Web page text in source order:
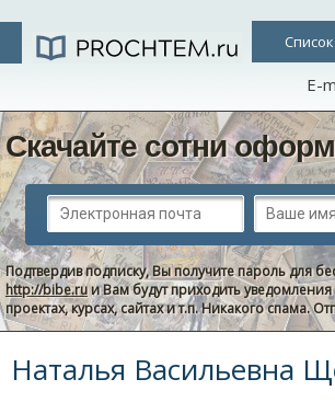
E-
Скачайте сотни
Подтвердив подписку, Вы получите пароль для
http://bibe.ruи Вам будут приходить
проектах, курсах, сайтах и т.п. Никакого спама.
Наталья Васильевна